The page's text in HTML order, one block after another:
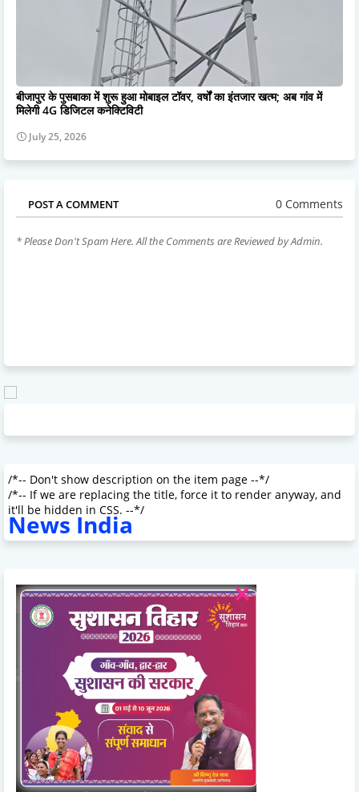
बीजापुर के पुसबाका में शुरू हुआ मोबाइल टॉवर, वर्षों का इंतजार खत्म; अब गांव में
मिलेगी 4G डिजिटल कनेक्टिविटी
July 25, 2026
POST A COMMENT 0 Comments
* Please Don't Spam Here. All the Comments are Reviewed by Admin.
/*-- Don't show description on the item page --*/
/*-- If we are replacing the title, force it to render anyway, and
it'll be hidden in CSS. --*/
News India